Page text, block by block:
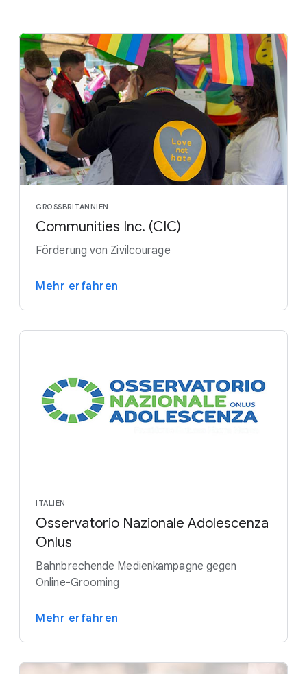
GROSSBRITANNIEN
Communities Inc. (CIC)
Förderung von Zivilcourage
Mehr erfahren
ITALIEN
Osservatorio Nazionale Adolescenza
Onlus
Bahnbrechende Medienkampagne gegen
Online-Grooming
Mehr erfahren